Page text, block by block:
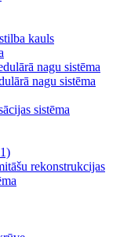
kauls
nagu sistēma
nagu sistēma
sistēma
rekonstrukcijas